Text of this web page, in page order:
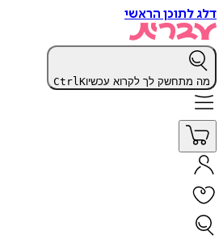
דלג לתוכן הראשי
מה מתחשק לך לקרוא עכשיו CtrlK